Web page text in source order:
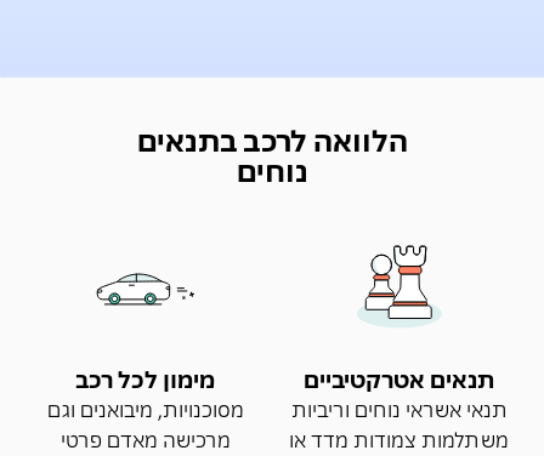
הלוואה לרכב בתנאים
נוחים
תנאים אטרקטיביים
תנאי אשראי נוחים וריביות
משתלמות צמודות מדד או
מימון לכל רכב
מסוכנויות, מיבואנים וגם
מרכישה מאדם פרטי